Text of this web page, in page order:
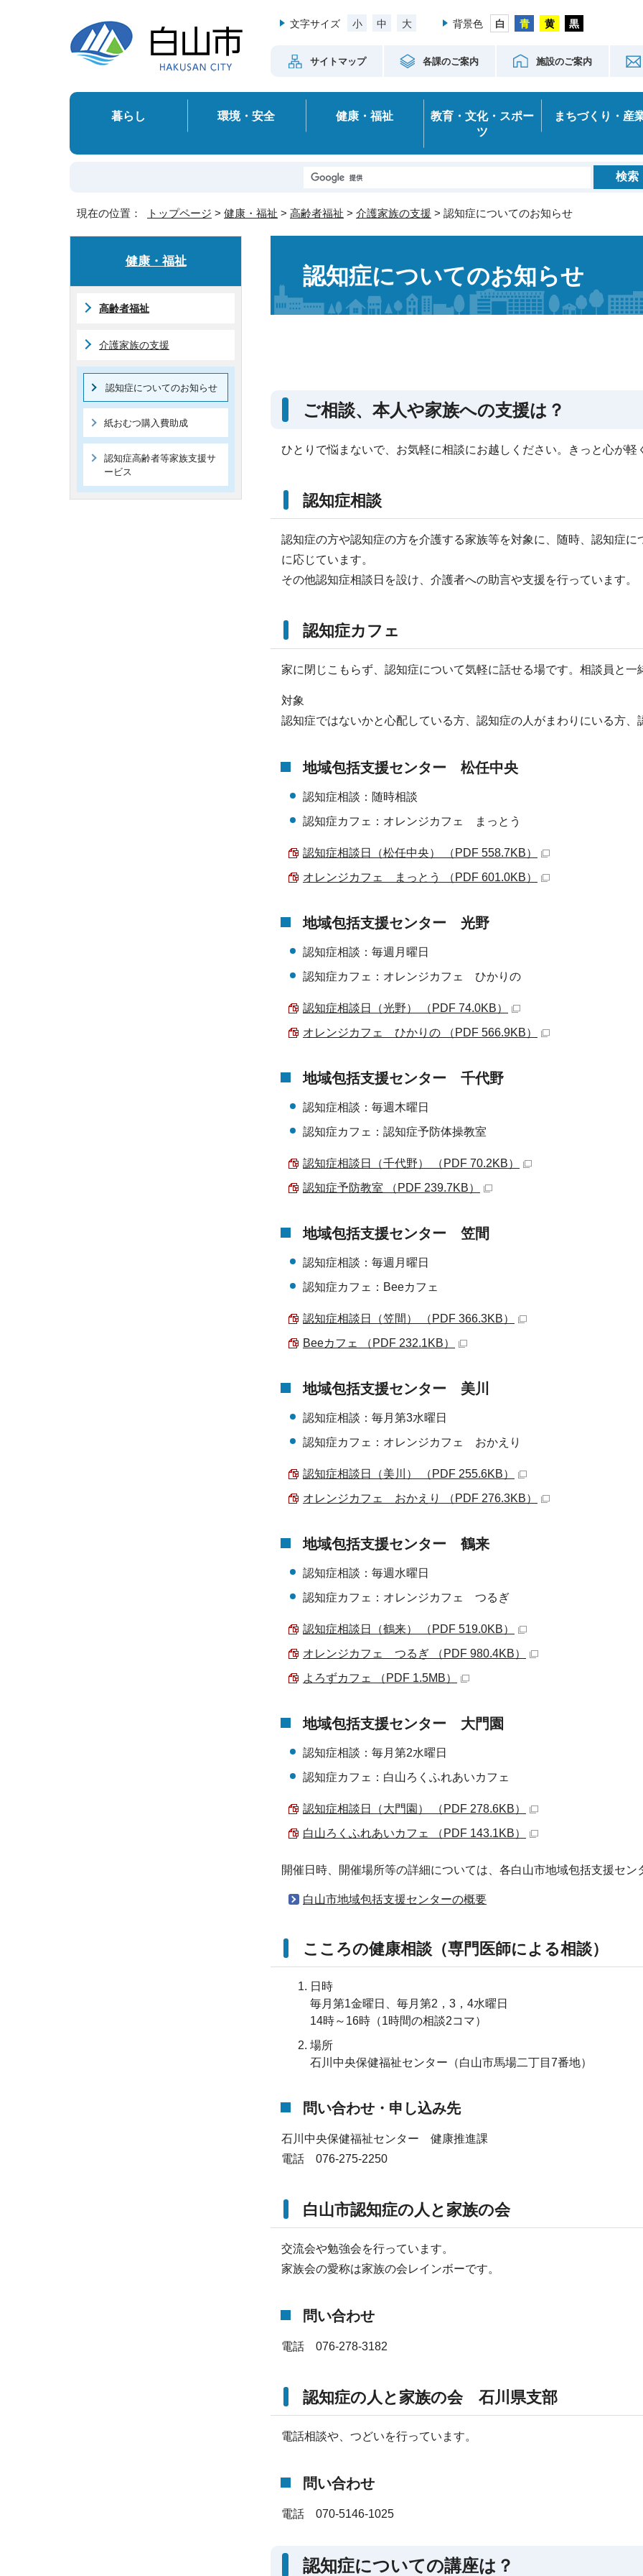
文字サイズ 小 中 大 背景色
サイトマップ 各課のご案内 施設のご案内
暮らし 環境・安全 健康・福祉
教育・文化・スポー
ツ
まちづくり・産
現在の位置： トップページ > 健康・福祉 > 高齢者福祉 > 介護家族の支援 > 認知症についてのお知らせ
認知症についてのお知らせ
ご相談、本人や家族への支援は？
ひとりで悩まないで、お気軽に相談にお越しください。きっと心が軽
認知症相談
認知症の方や認知症の方を介護する家族等を対象に、随時、認知症
に応じています。
その他認知症相談日を設け、介護者への助言や支援を行っています。
認知症カフェ
家に閉じこもらず、認知症について気軽に話せる場です。相談員と一
対象
認知症ではないかと心配している方、認知症の人がまわりにいる方、
地域包括支援センター 松任中央
認知症相談：随時相談
認知症カフェ：オレンジカフェ まっとう
認知症相談日（松任中央） （PDF 558.7KB）
オレンジカフェ まっとう （PDF 601.0KB）
地域包括支援センター 光野
認知症相談：毎週月曜日
認知症カフェ：オレンジカフェ ひかりの
認知症相談日（光野） （PDF 74.0KB）
オレンジカフェ ひかりの （PDF 566.9KB）
地域包括支援センター 千代野
認知症相談：毎週木曜日
認知症カフェ：認知症予防体操教室
認知症相談日（千代野） （PDF 70.2KB）
認知症予防教室 （PDF 239.7KB）
地域包括支援センター 笠間
認知症相談：毎週月曜日
認知症カフェ：Beeカフェ
認知症相談日（笠間） （PDF 366.3KB）
Beeカフェ （PDF 232.1KB）
地域包括支援センター 美川
認知症相談：毎月第3水曜日
認知症カフェ：オレンジカフェ おかえり
認知症相談日（美川） （PDF 255.6KB）
オレンジカフェ おかえり （PDF 276.3KB）
地域包括支援センター 鶴来
認知症相談：毎週水曜日
認知症カフェ：オレンジカフェ つるぎ
認知症相談日（鶴来） （PDF 519.0KB）
オレンジカフェ つるぎ （PDF 980.4KB）
よろずカフェ （PDF 1.5MB）
地域包括支援センター 大門園
認知症相談：毎月第2水曜日
認知症カフェ：白山ろくふれあいカフェ
認知症相談日（大門園） （PDF 278.6KB）
白山ろくふれあいカフェ （PDF 143.1KB）
開催日時、開催場所等の詳細については、各白山市地域包括支援セン
白山市地域包括支援センターの概要
こころの健康相談（専門医師による相談）
日時
毎月第1金曜日、毎月第2，3，4水曜日
14時～16時（1時間の相談2コマ）
場所
石川中央保健福祉センター（白山市馬場二丁目7番地）
問い合わせ・申し込み先
石川中央保健福祉センター 健康推進課
電話 076-275-2250
白山市認知症の人と家族の会
交流会や勉強会を行っています。
家族会の愛称は家族の会レインボーです。
問い合わせ
電話 076-278-3182
認知症の人と家族の会 石川県支部
電話相談や、つどいを行っています。
問い合わせ
電話 070-5146-1025
認知症についての講座は？
健康・福祉
高齢者福祉
介護家族の支援
認知症についてのお知らせ
紙おむつ購入費助成
認知症高齢者等家族支援サ
ービス